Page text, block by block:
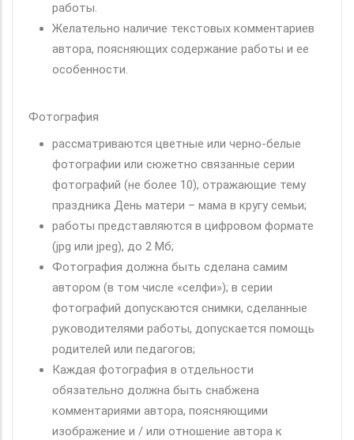
работы.
Желательно наличие текстовых комментариев
автора, поясняющих содержание работы и ее
особенности.
Фотография
рассматриваются цветные или черно-белые
фотографии или сюжетно связанные серии
фотографий (не более 10), отражающие тему
праздника День матери – мама в кругу семьи;
работы представляются в цифровом формате
(jpg или jpeg), до 2 Мб;
Фотография должна быть сделана самим
автором (в том числе «селфи»); в серии
фотографий допускаются снимки, сделанные
руководителями работы, допускается помощь
родителей или педагогов;
Каждая фотография в отдельности
обязательно должна быть снабжена
комментариями автора, поясняющими
изображение и / или отношение автора к